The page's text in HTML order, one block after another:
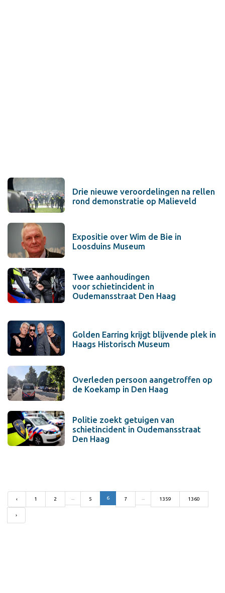
Drie nieuwe veroordelingen na rellen
rond demonstratie op Malieveld
Expositie over Wim de Bie in
Loosduins Museum
Twee aanhoudingen
voor schietincident in
Oudemansstraat Den Haag
Golden Earring krijgt blijvende plek in
Haags Historisch Museum
Overleden persoon aangetroffen op
de Koekamp in Den Haag
Politie zoekt getuigen van
schietincident in Oudemansstraat
Den Haag
‹ 1 2 5 6 7 1359 1360
›